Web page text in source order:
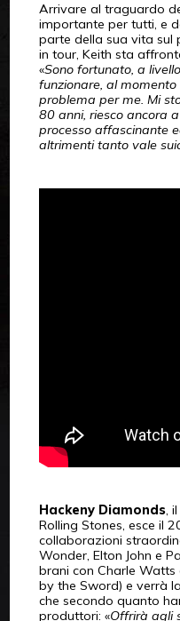
Arrivare al traguardo
importante per tutti, e
parte della sua vita sul
in tour, Keith sta
«Sono fortunato, a
funzionare, al
problema per me. Mi
80 anni, riesco ancora
processo affascinante
altrimenti tanto vale
Hackeny Diamonds,
Rolling Stones, esce il
collaborazioni
Wonder, Elton John e
brani con Charle Watts
by the Sword) e verrà
che secondo quanto
produttori: «Offrirà agli